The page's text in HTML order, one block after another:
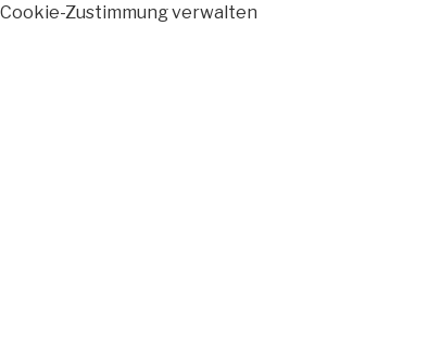
Cookie-Zustimmung verwalten